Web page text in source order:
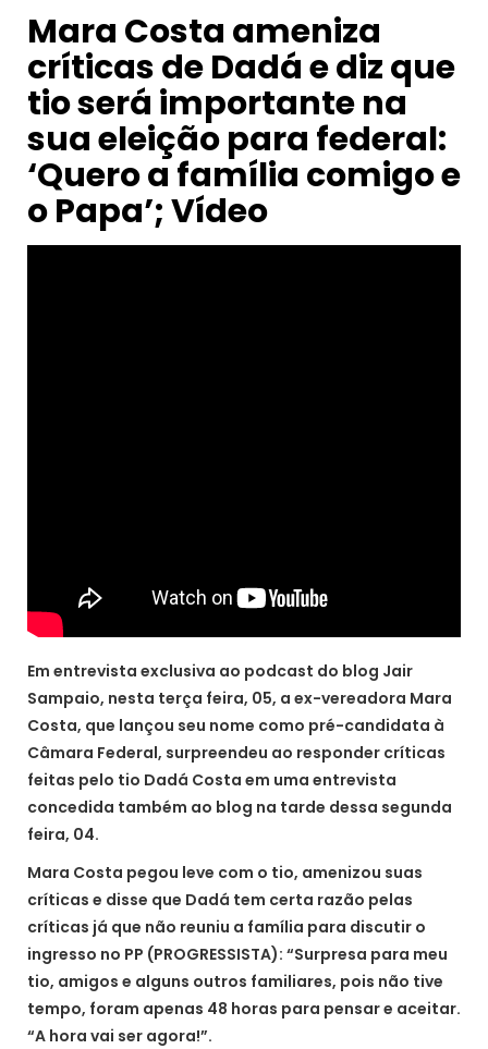
Mara Costa ameniza
críticas de Dadá e diz que
tio será importante na
sua eleição para federal:
‘Quero a família comigo e
o Papa’; Vídeo
Em entrevista exclusiva ao podcast do blog Jair
Sampaio, nesta terça feira, 05, a ex-vereadora Mara
Costa, que lançou seu nome como pré-candidata à
Câmara Federal, surpreendeu ao responder críticas
feitas pelo tio Dadá Costa em uma entrevista
concedida também ao blog na tarde dessa segunda
feira, 04.
Mara Costa pegou leve com o tio, amenizou suas
críticas e disse que Dadá tem certa razão pelas
críticas já que não reuniu a família para discutir o
ingresso no PP (PROGRESSISTA): “Surpresa para meu
tio, amigos e alguns outros familiares, pois não tive
tempo, foram apenas 48 horas para pensar e aceitar.
“A hora vai ser agora!”.